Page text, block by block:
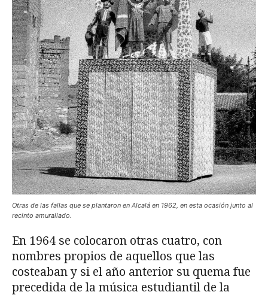
Otras de las fallas que se plantaron en Alcalá en 1962, en esta ocasión junto al
recinto amurallado.
En 1964 se colocaron otras cuatro, con
nombres propios de aquellos que las
costeaban y si el año anterior su quema fue
precedida de la música estudiantil de la